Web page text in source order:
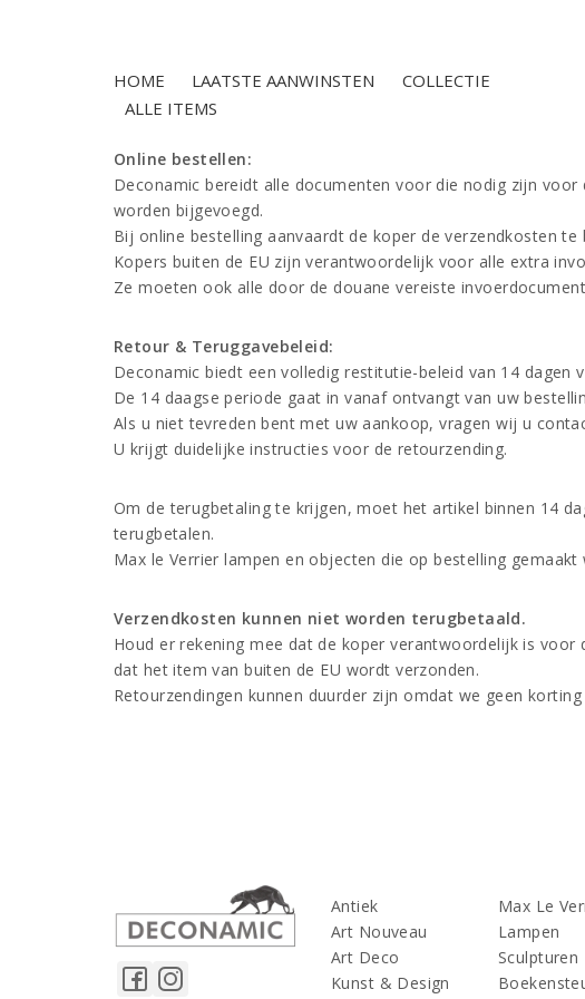
HOME LAATSTE AANWINSTEN
COLLECTIE
ALLE ITEMS
Online bestellen:
Deconamic bereidt alle documenten voor die nodig zijn
worden bijgevoegd.
Bij online bestelling aanvaardt de koper de verzendkosten te
Kopers buiten de EU zijn verantwoordelijk voor alle extra
Ze moeten ook alle door de douane vereiste
Retour & Teruggavebeleid:
Deconamic biedt een volledig restitutie-beleid van 14 dagen
De 14 daagse periode gaat in vanaf ontvangt van uw
Als u niet tevreden bent met uw aankoop, vragen wij u
U krijgt duidelijke instructies voor de retourzending.
Om de terugbetaling te krijgen, moet het artikel binnen 14
terugbetalen.
Max le Verrier lampen en objecten die op bestelling
Verzendkosten kunnen niet worden terugbetaald.
Houd er rekening mee dat de koper verantwoordelijk is
dat het item van buiten de EU wordt verzonden.
Retourzendingen kunnen duurder zijn omdat we geen
Antiek
Art Nouveau
Art Deco
Kunst & Design
Max Le
Lampen
Sculpturen